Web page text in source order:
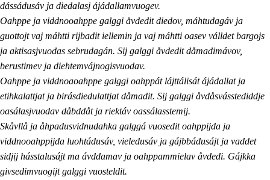
dássádusáv ja diedalasj ájádallamvuogev.
Oahppe ja viddnooahppe galggi åvdedit diedov, máhtudagáv ja
guottojt vaj máhtti rijbadit iellemin ja vaj máhtti oasev válldet bargojs
ja aktisasjvuodas sebrudagán. Sij galggi åvdedit dåmadimávov,
berustimev ja diehtemvájnogisvuodav.
Oahppe ja viddnoaoahppe galggi oahppát lájttálisát ájádallat ja
etihkalattjat ja birásdiedulattjat dåmadit. Sij galggi åvdåsvásstediddje
oasálasjvuodav dåbddåt ja riektáv oassálasstemij.
Skåvllå ja åhpadusvidnudahka galggá vuosedit oahppijda ja
viddnooahppijda luohtádusáv, vieledusáv ja gájbbádusájt ja vaddet
sidjij hásstalusájt ma ávddamav ja oahppammielav åvdedi. Gájkka
givsedimvuogijt galggi vuosteldit.